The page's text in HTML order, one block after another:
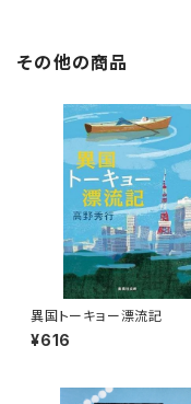
その他の商品
異国トーキョー漂流記
¥616